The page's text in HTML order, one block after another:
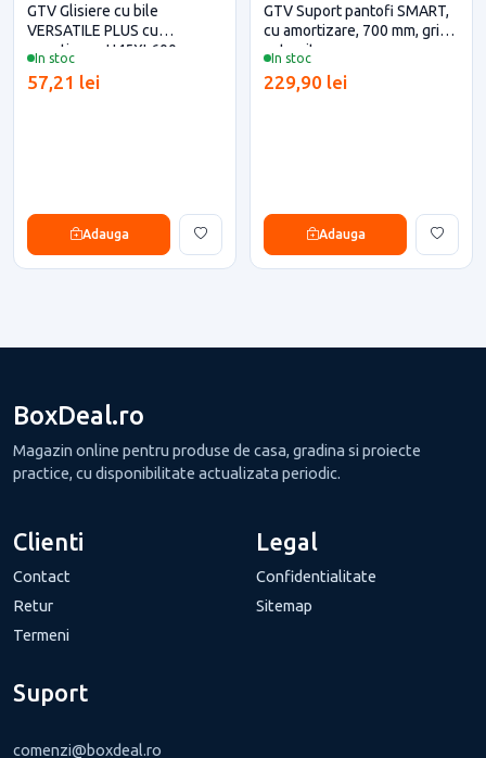
In stoc
GTV Glisiere cu bile
VERSATILE PLUS cu
amortizare, H45XL600 mm
57,21 lei
Adauga
In stoc
GTV Suport pantofi SMART,
cu amortizare, 700 mm, gri
antracit
229,90 lei
Adauga
BoxDeal.ro
Magazin online pentru produse de casa, gradina si proiecte
practice, cu disponibilitate actualizata periodic.
Clienti
Contact
Retur
Termeni
Legal
Confidentialitate
Sitemap
Suport
comenzi@boxdeal.ro